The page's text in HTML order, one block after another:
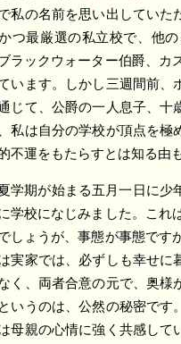
私の名前を思い出してい
つ最厳選の私立校で、他
ラックウォーター伯爵、カ
います。しかし三週間前、
じて、公爵の一人息子、十
私は自分の学校が頂点を極
不運をもたらすとは知る由
夏学期が始まる五月一日に
学校になじみました。これ
しょうが、事態が事態です
実家では、必ずしも幸せに
く、両者合意の元で、奥様
いうのは、公然の秘密で
母親の心情に強く共感して